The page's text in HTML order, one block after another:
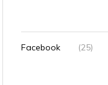
Facebook (25)